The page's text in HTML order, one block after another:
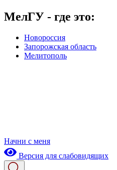
МелГУ - где это:
Новороссия
Запорожская область
Мелитополь
Начни с меня
Версия для слабовидящих